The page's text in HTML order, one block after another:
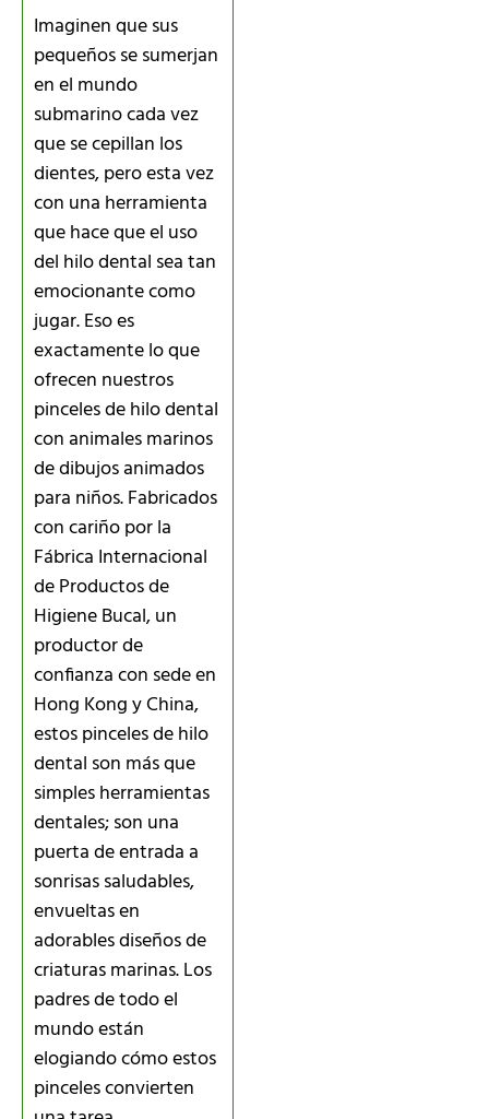
Imaginen que sus
pequeños se sumerjan
en el mundo
submarino cada vez
que se cepillan los
dientes, pero esta vez
con una herramienta
que hace que el uso
del hilo dental sea tan
emocionante como
jugar. Eso es
exactamente lo que
ofrecen nuestros
pinceles de hilo dental
con animales marinos
de dibujos animados
para niños. Fabricados
con cariño por la
Fábrica Internacional
de Productos de
Higiene Bucal, un
productor de
confianza con sede en
Hong Kong y China,
estos pinceles de hilo
dental son más que
simples herramientas
dentales; son una
puerta de entrada a
sonrisas saludables,
envueltas en
adorables diseños de
criaturas marinas. Los
padres de todo el
mundo están
elogiando cómo estos
pinceles convierten